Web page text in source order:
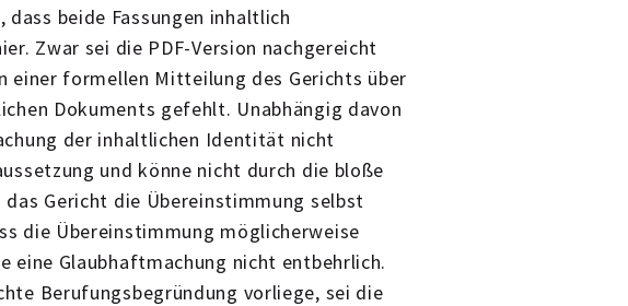
beide Fassungen inhaltlich
Zwar sei die PDF-Version nachgereicht
einer formellen Mitteilung des Gerichts über
Dokuments gefehlt. Unabhängig davon
der inhaltlichen Identität nicht
und könne nicht durch die bloße
Gericht die Übereinstimmung selbst
die Übereinstimmung möglicherweise
eine Glaubhaftmachung nicht entbehrlich.
Berufungsbegründung vorliege, sei die